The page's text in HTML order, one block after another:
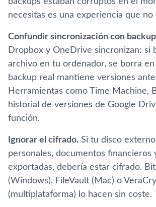
necesitas es una experiencia que no
Confundir sincronización con
Dropbox y OneDrive sincronizan: si
archivo en tu ordenador, se borra en
backup real mantiene versiones
Herramientas como Time Machine,
historial de versiones de Google
función.
Ignorar el cifrado. Si tu disco
personales, documentos financieros
exportadas, debería estar cifrado.
(Windows), FileVault (Mac) o
(multiplataforma) lo hacen sin coste.